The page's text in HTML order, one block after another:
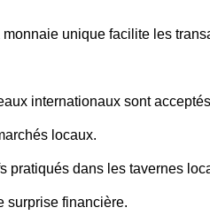
unique facilite les
internationaux sont
locaux.
pratiqués dans les tavernes
surprise financière.